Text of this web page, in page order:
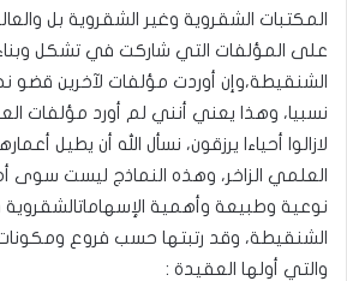
المكتبات الشقروية وغير الشقروية بل
على المؤلفات التي شاركت في تشكل وبناء
الشنقيطة،وإن أوردت مؤلفات لآخرين
نسبيا، وهذا يعني أنني لم أورد مؤلفات
لازالوا أحياءا يرزقون، نسأل الله أن يطيل
العلمي الزاخر، وهذه النماذج ليست سوى
نوعية وطبيعة وأهمية
الشنقيطة، وقد رتبتها حسب فروع ومكونات
والتي أولها العقيدة :